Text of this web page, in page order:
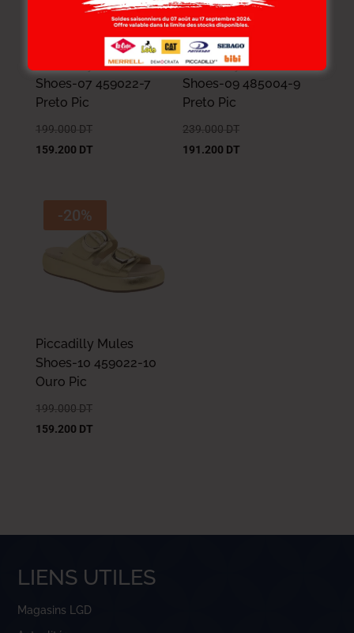
Piccadilly Mules
Shoes-07 459022-7
Preto Pic
199.000 DT
159.200 DT
Piccadilly Mules
Shoes-09 485004-9
Preto Pic
239.000 DT
191.200 DT
-20%
Piccadilly Mules
Shoes-10 459022-10
Ouro Pic
199.000 DT
159.200 DT
LIENS UTILES
Magasins LGD